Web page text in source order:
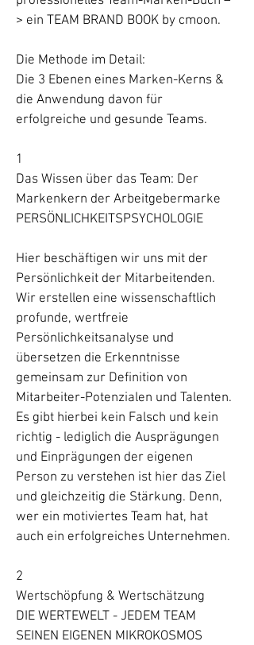
> ein TEAM BRAND BOOK by cmoon.
Die Methode im Detail:
Die 3 Ebenen eines Marken-Kerns &
die Anwendung davon für
erfolgreiche und gesunde Teams.
1
Das Wissen über das Team: Der
Markenkern der Arbeitgebermarke
PERSÖNLICHKEITSPSYCHOLOGIE
Hier beschäftigen wir uns mit der
Persönlichkeit der Mitarbeitenden.
Wir erstellen eine wissenschaftlich
profunde, wertfreie
Persönlichkeitsanalyse und
übersetzen die Erkenntnisse
gemeinsam zur Definition von
Mitarbeiter-Potenzialen und Talenten.
Es gibt hierbei kein Falsch und kein
richtig - lediglich die Ausprägungen
und Einprägungen der eigenen
Person zu verstehen ist hier das Ziel
und gleichzeitig die Stärkung. Denn,
wer ein motiviertes Team hat, hat
auch ein erfolgreiches Unternehmen.
2
Wertschöpfung & Wertschätzung
DIE WERTEWELT - JEDEM TEAM
SEINEN EIGENEN MIKROKOSMOS